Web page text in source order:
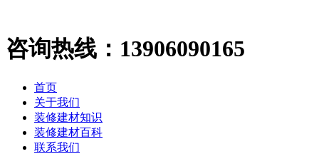
咨询热线： 13906090165
首页
关于我们
装修建材知识
装修建材百科
联系我们